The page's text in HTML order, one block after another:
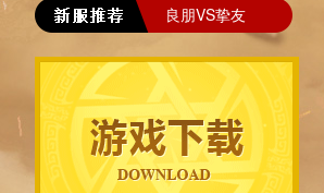
良朋VS挚友